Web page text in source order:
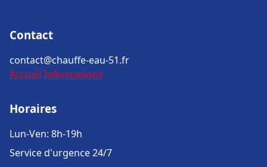
Contact
contact@chauffe-eau-51.fr
Accueil Informations
Horaires
Lun-Ven: 8h-19h
Service d'urgence 24/7